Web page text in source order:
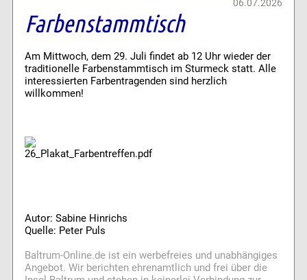
06.07.2026
Farbenstammtisch
Am Mittwoch, dem 29. Juli findet ab 12 Uhr wieder der
traditionelle Farbenstammtisch im Sturmeck statt. Alle
interessierten Farbentragenden sind herzlich
willkommen!
26_Plakat_Farbentreffen.pdf
Autor: Sabine Hinrichs
Quelle: Peter Puls
Baltrum-Online.de ist ein werbefreies und unabhängiges
Angebot. Wir berichten ehrenamtlich und frei über die